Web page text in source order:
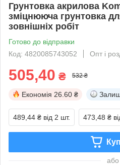
Грунтовка акрилова
зміцнююча грунтовка
зовнішніх робіт
Готово до відправки
Код: 4820085743052
Опт і
505,40 ₴ 532 ₴
Економія 26.60 ₴
489,44 ₴ від 2 шт. 473,48 ₴
або